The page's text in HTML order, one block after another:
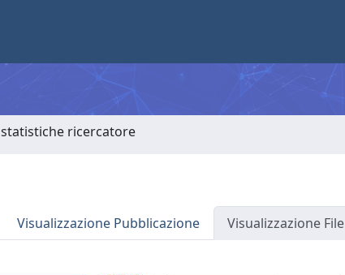
statistiche ricercatore
Visualizzazione Pubblicazione Visualizzazione File